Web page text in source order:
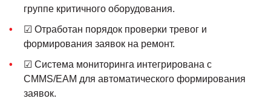
группе критичного оборудования.
☑ Отработан порядок проверки тревог и
формирования заявок на ремонт.
☑ Система мониторинга интегрирована с
CMMS/EAM для автоматического формирования
заявок.